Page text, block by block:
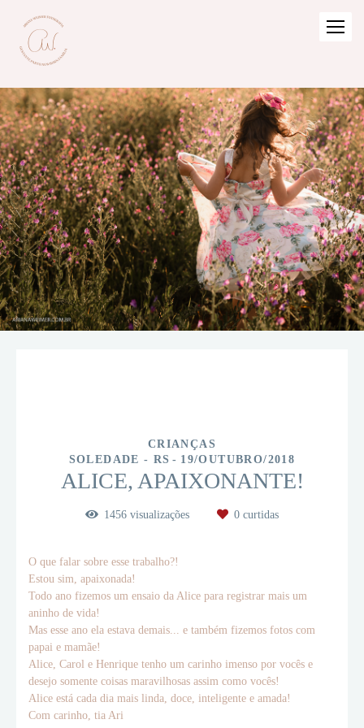
CRIANÇAS
SOLEDADE - RS
19/OUTUBRO/2018
ALICE, APAIXONANTE!
1456 visualizações 0 curtidas
O que falar sobre esse trabalho?!
Estou sim, apaixonada!
Todo ano fizemos um ensaio da Alice para registrar mais um
aninho de vida!
Mas esse ano ela estava demais... e também fizemos fotos com
papai e mamãe!
Alice, Carol e Henrique tenho um carinho imenso por vocês e
desejo somente coisas maravilhosas assim como vocês!
Alice está cada dia mais linda, doce, inteligente e amada!
Com carinho, tia Ari